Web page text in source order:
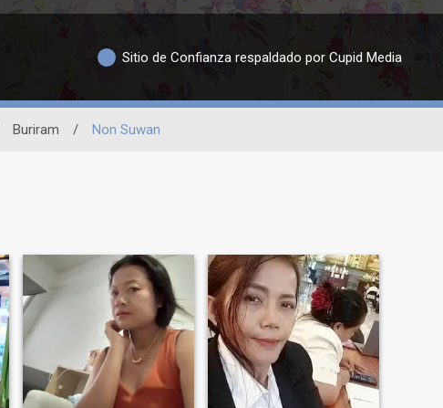
Sitio de Confianza respaldado por Cupid Media
Buriram / Non Suwan